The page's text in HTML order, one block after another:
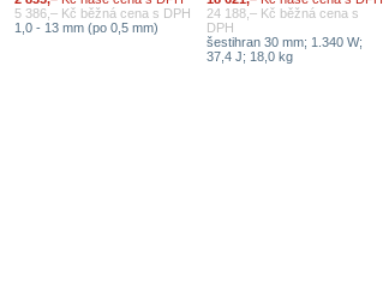
5 386,– Kč běžná cena s DPH
1,0 - 13 mm (po 0,5 mm)
24 188,– Kč běžná cena s
DPH
šestihran 30 mm; 1.340 W;
37,4 J; 18,0 kg